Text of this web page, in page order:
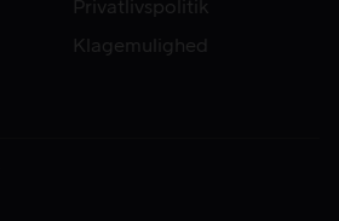
Privatlivspolitik
Klagemulighed